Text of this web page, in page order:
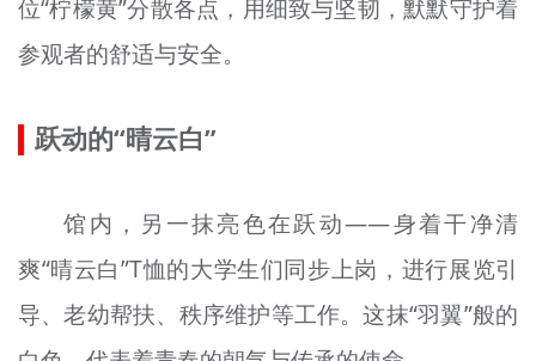
位“柠檬黄”分散各点，用细致与坚韧，默默守护着
参观者的舒适与安全。
跃动的“晴云白”
馆内，另一抹亮色在跃动——身着干净清
爽“晴云白”T恤的大学生们同步上岗，进行展览引
导、老幼帮扶、秩序维护等工作。这抹“羽翼”般的